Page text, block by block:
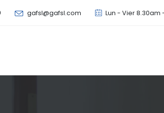
gafsl@gafsl.com Lun - Vier 8.30am